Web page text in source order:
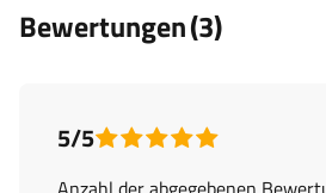
Bewertungen(3)
5/5